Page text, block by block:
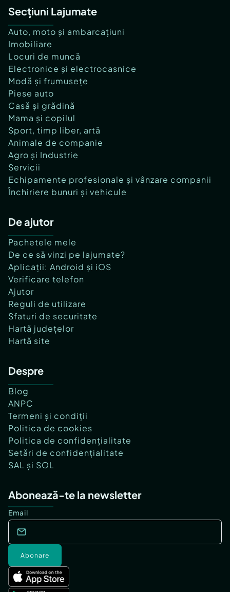
Secțiuni Lajumate
Auto, moto și ambarcațiuni
Imobiliare
Locuri de muncă
Electronice și electrocasnice
Modă și frumusețe
Piese auto
Casă și grădină
Mama și copilul
Sport, timp liber, artă
Animale de companie
Agro și Industrie
Servicii
Echipamente profesionale și vânzare companii
Închiriere bunuri și vehicule
De ajutor
Pachetele mele
De ce să vinzi pe lajumate?
Aplicații: Android și iOS
Verificare telefon
Ajutor
Reguli de utilizare
Sfaturi de securitate
Hartă județelor
Hartă site
Despre
Blog
ANPC
Termeni și condiții
Politica de cookies
Politica de confidențialitate
Setări de confidențialitate
SAL și SOL
Abonează-te la newsletter
Email
Abonare